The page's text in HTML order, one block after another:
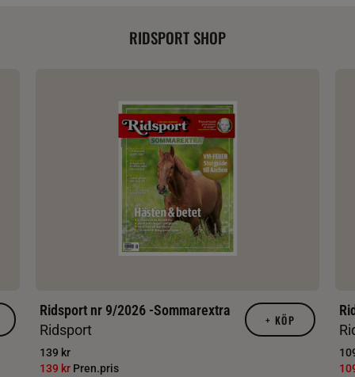
RIDSPORT SHOP
Ridsport nr 9/2026 -Sommarextra
Ridsport
139 kr
139 kr Pren.pris
+ KÖP